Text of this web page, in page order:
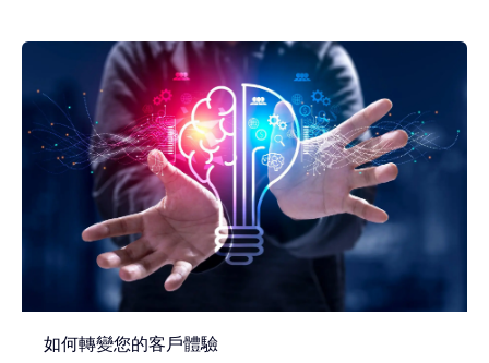
如何轉變您的客戶體驗